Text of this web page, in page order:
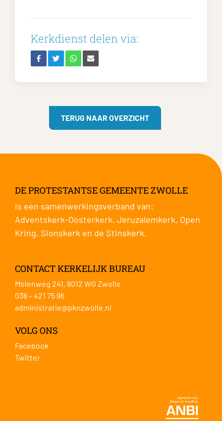
Kerkdienst delen via:
TERUG NAAR OVERZICHT
DE PROTESTANTSE GEMEENTE ZWOLLE
is een samenwerkingsverband van:
Adventskerk-Oosterkerk, Jeruzalemkerk, Open
Kring, Sionskerk en de Stinskerk.
CONTACT KERKELIJK BUREAU
Molenweg 241, 8012 WG Zwolle
038 – 421 75 96
administratie@pknzwolle.nl
VOLG ONS
Facebook
Twitter